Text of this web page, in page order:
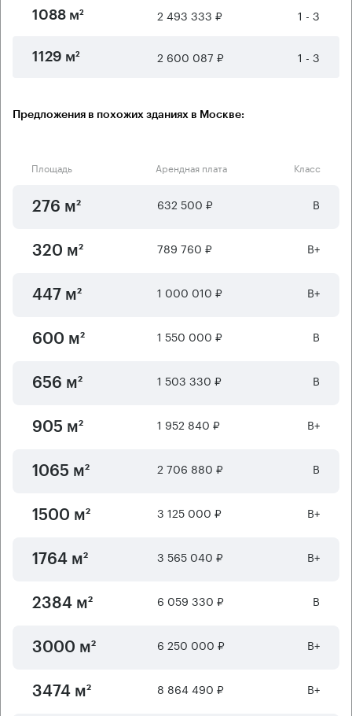
1088 м² 2 493 333 ₽ 1 - 3
1129 м² 2 600 087 ₽ 1 - 3
Предложения в похожих зданиях в Москве:
Площадь Арендная плата Класс
276 м² 632 500 ₽ B
320 м² 789 760 ₽ B+
447 м² 1 000 010 ₽ B+
600 м² 1 550 000 ₽ B
656 м² 1 503 330 ₽ B
905 м² 1 952 840 ₽ B+
1065 м² 2 706 880 ₽ B
1500 м² 3 125 000 ₽ B+
1764 м² 3 565 040 ₽ B+
2384 м² 6 059 330 ₽ B
3000 м² 6 250 000 ₽ B+
3474 м² 8 864 490 ₽ B+